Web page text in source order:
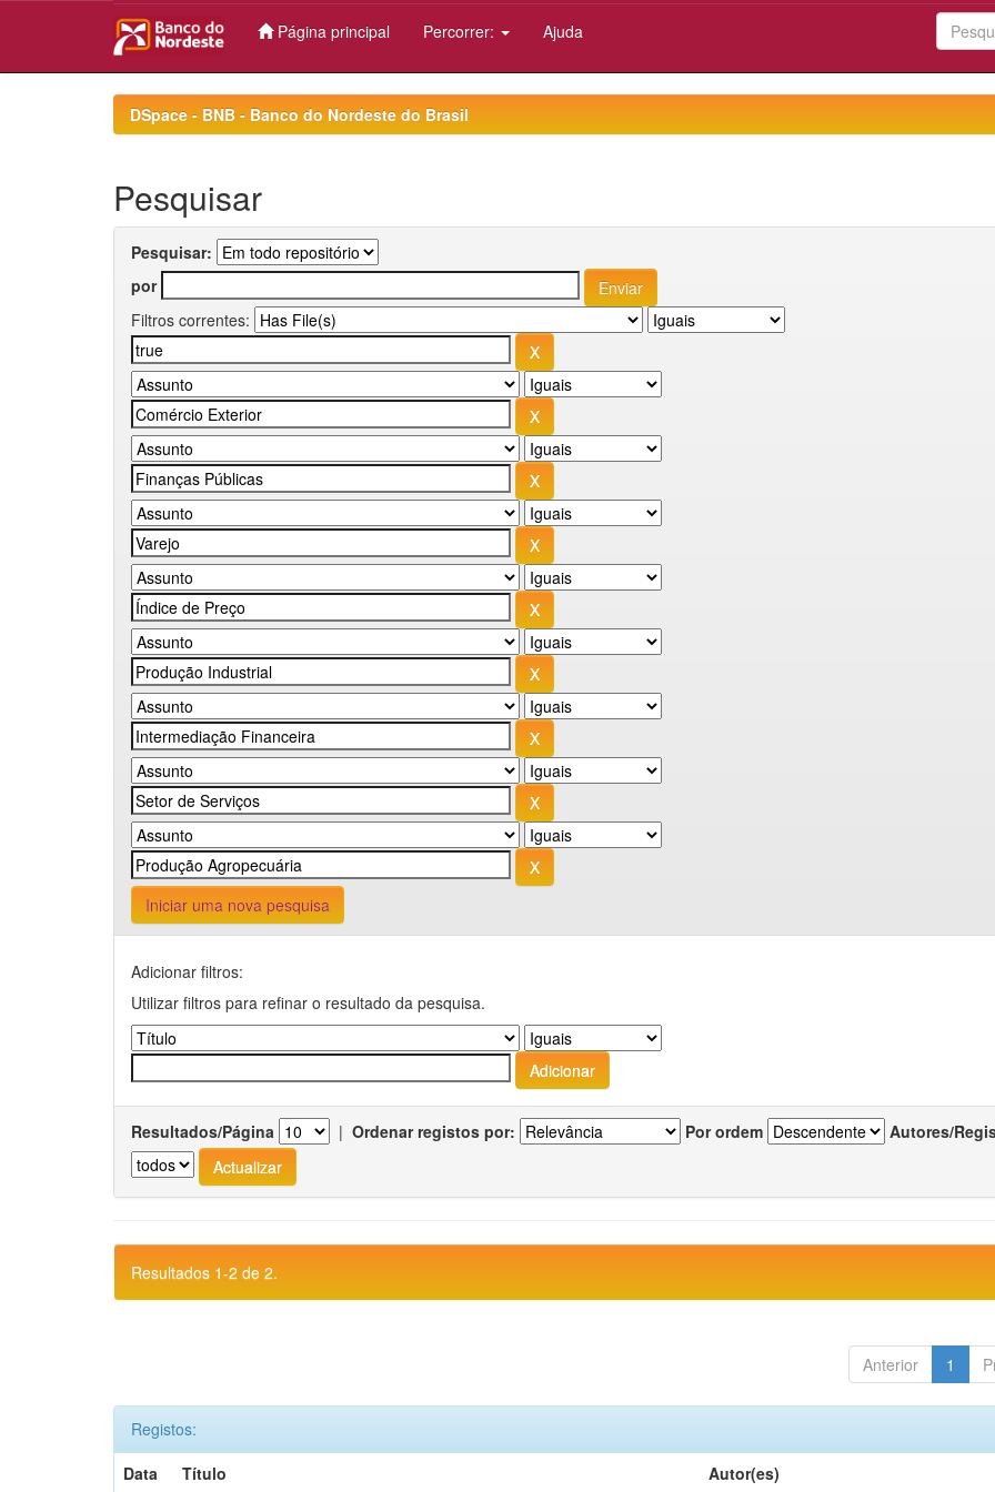
Página principal Percorrer: Ajuda
DSpace - BNB - Banco do Nordeste do Brasil
Pesquisar
Pesquisar:
por
Filtros correntes:
Iniciar uma nova pesquisa
Adicionar filtros:
Utilizar filtros para refinar o resultado da pesquisa.
Resultados/Página | Ordenar registos por: Por ordem Autores/
Resultados 1-2 de 2.
Anterior 1
Registos:
Data
Título Autor(es)